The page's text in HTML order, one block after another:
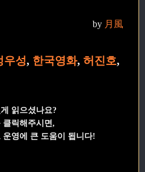
by 月風
우성, 한국영화, 허진호,
읽으셨나요?
클릭해주시면,
운영에 큰 도움이 됩니다!